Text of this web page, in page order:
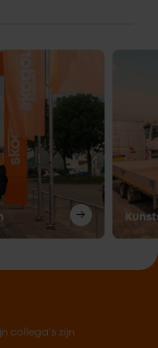
collega's zijn